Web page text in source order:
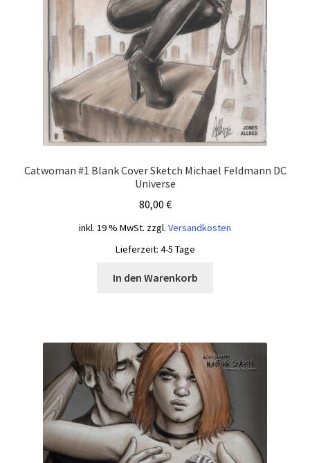
Catwoman #1 Blank Cover Sketch Michael Feldmann DC
Universe
80,00 €
inkl. 19 % MwSt. zzgl. Versandkosten
Lieferzeit: 4-5 Tage
In den Warenkorb